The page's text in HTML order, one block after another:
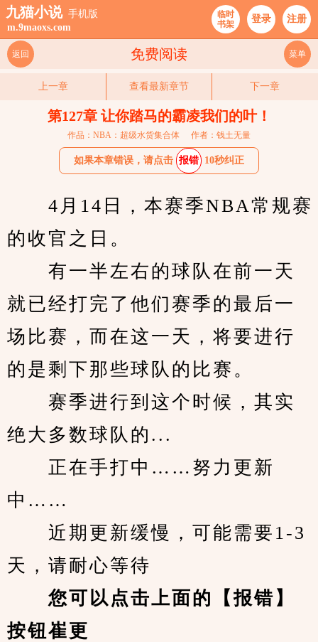
九猫小说 手机版
m.9maoxs.com
临时
书架
登录 注册
免费阅读
返回 菜单
上一章 查看最新章节 下一章
第127章 让你踏马的霸凌我们的叶！
作品：NBA：超级水货集合体 作者：钱土无量
如果本章错误，请点击 报错 10秒纠正
4月14日，本赛季NBA常规赛
的收官之日。
有一半左右的球队在前一天
就已经打完了他们赛季的最后一
场比赛，而在这一天，将要进行
的是剩下那些球队的比赛。
赛季进行到这个时候，其实
绝大多数球队的...
正在手打中……努力更新
中……
近期更新缓慢，可能需要1-3
天，请耐心等待
您可以点击上面的【报错】
按钮崔更